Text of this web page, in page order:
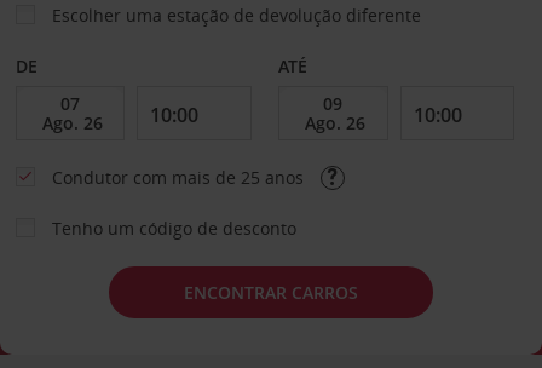
Escolher uma estação de devolução diferente
DE ATÉ
Condutor com mais de 25 anos
Tenho um código de desconto
ENCONTRAR CARROS